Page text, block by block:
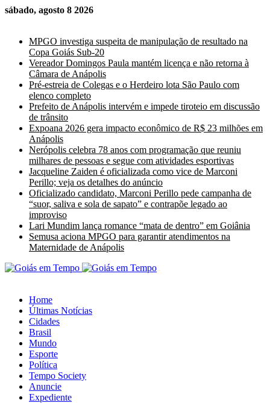
sábado, agosto 8 2026
MPGO investiga suspeita de manipulação de resultado na
Copa Goiás Sub-20
Vereador Domingos Paula mantém licença e não retorna à
Câmara de Anápolis
Pré-estreia de Colegas e o Herdeiro lota São Paulo com
elenco completo
Prefeito de Anápolis intervém e impede tiroteio em discussão
de trânsito
Expoana 2026 gera impacto econômico de R$ 23 milhões em
Anápolis
Nerópolis celebra 78 anos com programação que reuniu
milhares de pessoas e segue com atividades esportivas
Jacqueline Zaiden é oficializada como vice de Marconi
Perillo; veja os detalhes do anúncio
Oficializado candidato, Marconi Perillo pede campanha de
“suor, saliva e sola de sapato” e contrapõe legado ao
improviso
Lari Mundim lança romance “mata de dentro” em Goiânia
Semusa aciona MPGO para garantir atendimentos na
Maternidade de Anápolis
Home
Últimas Notícias
Cidades
Brasil
Mundo
Esporte
Política
Tempo Society
Anuncie
Expediente